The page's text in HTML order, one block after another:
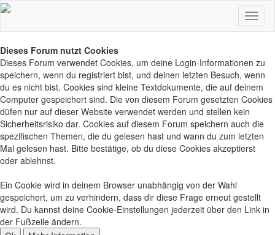
Dieses Forum nutzt Cookies
Dieses Forum verwendet Cookies, um deine Login-Informationen zu
speichern, wenn du registriert bist, und deinen letzten Besuch, wenn
du es nicht bist. Cookies sind kleine Textdokumente, die auf deinem
Computer gespeichert sind. Die von diesem Forum gesetzten Cookies
düfen nur auf dieser Website verwendet werden und stellen kein
Sicherheitsrisiko dar. Cookies auf diesem Forum speichern auch die
spezifischen Themen, die du gelesen hast und wann du zum letzten
Mal gelesen hast. Bitte bestätige, ob du diese Cookies akzeptierst
oder ablehnst.
Ein Cookie wird in deinem Browser unabhängig von der Wahl
gespeichert, um zu verhindern, dass dir diese Frage erneut gestellt
wird. Du kannst deine Cookie-Einstellungen jederzeit über den Link in
der Fußzeile ändern.